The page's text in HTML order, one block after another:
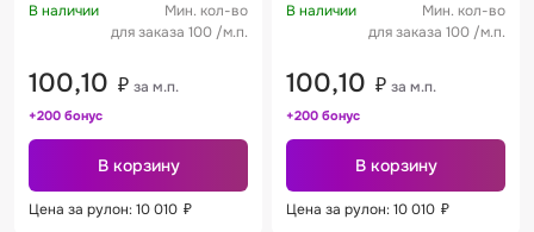
В наличии
Мин. кол-во
для заказа 100 /м.п.
100,10 ₽ за м.п.
+200 бонус
В корзину
Цена за рулон: 10 010 ₽
В наличии
Мин. кол-во
для заказа 100 /м.п.
100,10 ₽ за м.п.
+200 бонус
В корзину
Цена за рулон: 10 010 ₽